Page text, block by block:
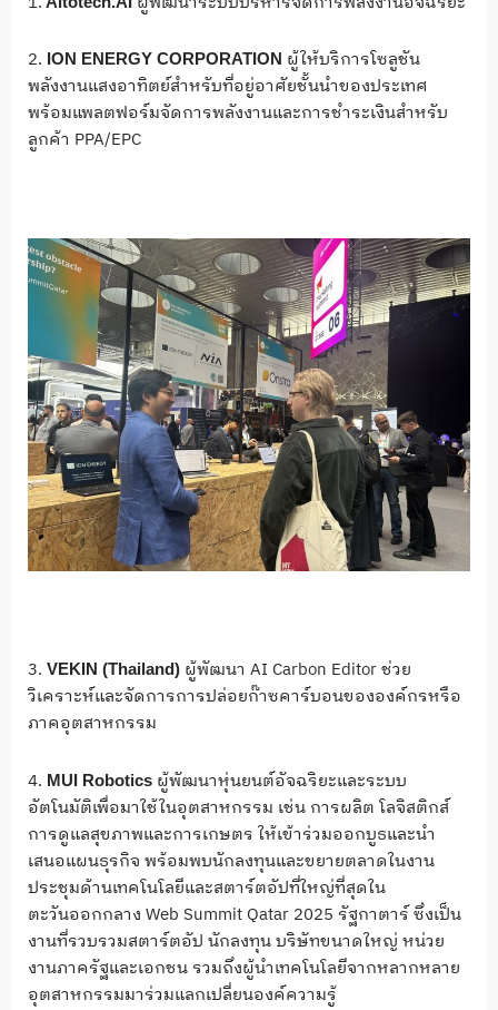
2. ION ENERGY CORPORATION ผู้ให้บริการโซลูชัน
พลังงานแสงอาทิตย์สำหรับที่อยู่อาศัยชั้นนำของประเทศ
พร้อมแพลตฟอร์มจัดการพลังงานและการชำระเงินสำหรับ
ลูกค้า PPA/EPC
3. VEKIN (Thailand) ผู้พัฒนา AI Carbon Editor ช่วย
วิเคราะห์และจัดการการปล่อยก๊าซคาร์บอนขององค์กรหรือ
ภาคอุตสาหกรรม
4. MUI Robotics ผู้พัฒนาหุ่นยนต์อัจฉริยะและระบบ
อัตโนมัติเพื่อมาใช้ในอุตสาหกรรม เช่น การผลิต โลจิสติกส์
การดูแลสุขภาพและการเกษตร ให้เข้าร่วมออกบูธและนำ
เสนอแผนธุรกิจ พร้อมพบนักลงทุนและขยายตลาดในงาน
ประชุมด้านเทคโนโลยีและสตาร์ตอัปที่ใหญ่ที่สุดใน
ตะวันออกกลาง Web Summit Qatar 2025 รัฐกาตาร์ ซึ่งเป็น
งานที่รวบรวมสตาร์ตอัป นักลงทุน บริษัทขนาดใหญ่ หน่วย
งานภาครัฐและเอกชน รวมถึงผู้นำเทคโนโลยีจากหลากหลาย
อุตสาหกรรมมาร่วมแลกเปลี่ยนองค์ความรู้